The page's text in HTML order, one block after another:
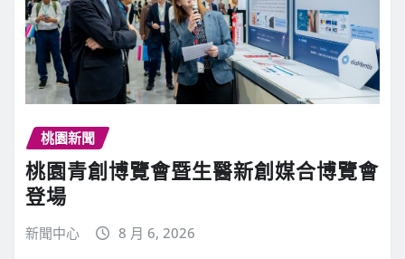
桃園新聞
桃園青創博覽會暨生醫新創媒合博覽會
登場
新聞中心 8 月 6, 2026